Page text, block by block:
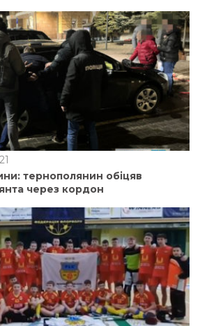
тернополянин обіцяв
через кордон